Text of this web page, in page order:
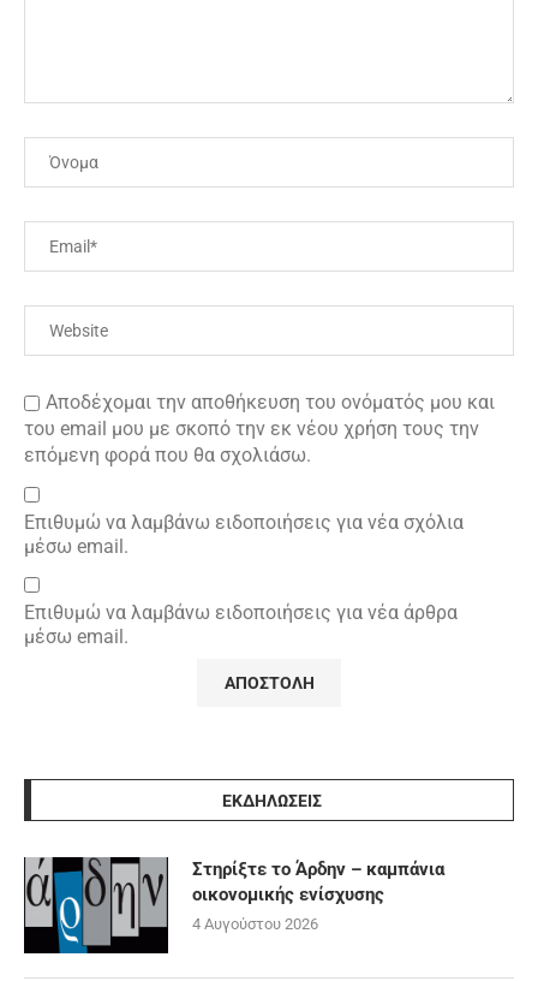
Αποδέχομαι την αποθήκευση του ονόματός μου και
του email μου με σκοπό την εκ νέου χρήση τους την
επόμενη φορά που θα σχολιάσω.
Επιθυμώ να λαμβάνω ειδοποιήσεις για νέα σχόλια
μέσω email.
Επιθυμώ να λαμβάνω ειδοποιήσεις για νέα άρθρα
μέσω email.
ΕΚΔΗΛΩΣΕΙΣ
Στηρίξτε το Άρδην – καμπάνια
οικονομικής ενίσχυσης
4 Αυγούστου 2026